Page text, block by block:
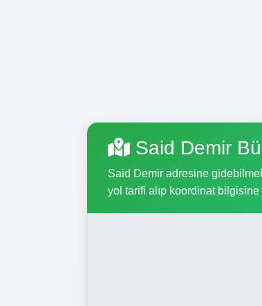
Said Demir
Said Demir adresine
yol tarifi alıp koordinat